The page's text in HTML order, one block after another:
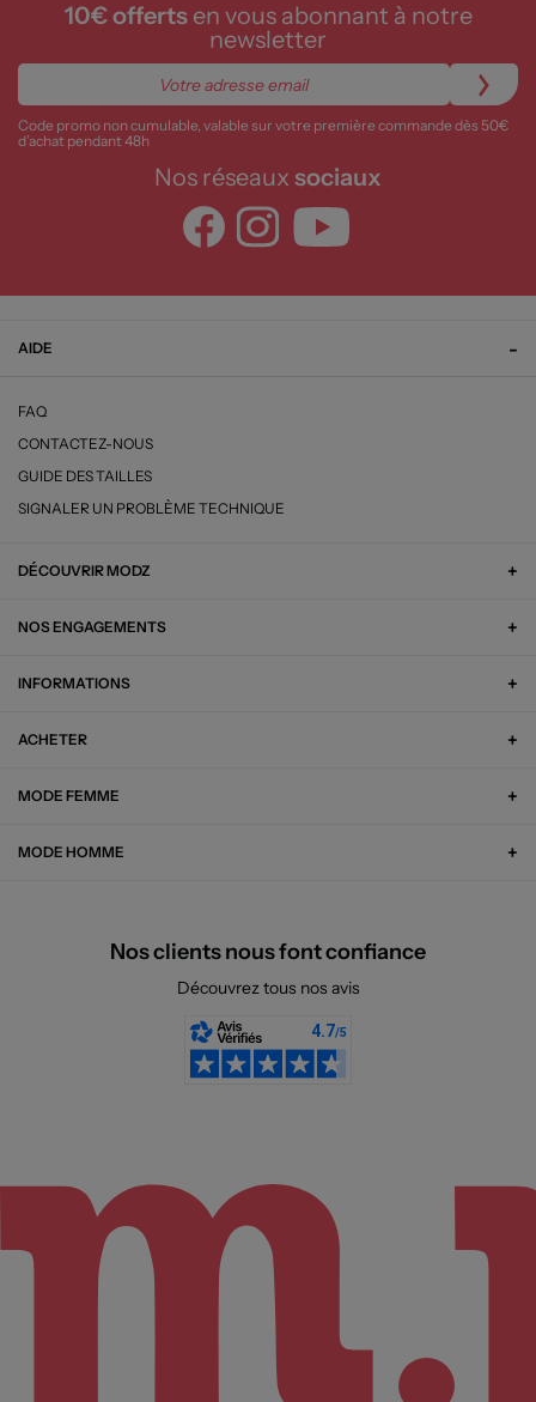
10€ offertsen vous abonnant à notre
newsletter
Code promo non cumulable, valable sur votre première commande dès 50€
d’achat pendant 48h
Nos réseaux sociaux
AIDE
FAQ
CONTACTEZ-NOUS
GUIDE DES TAILLES
SIGNALER UN PROBLÈME TECHNIQUE
DÉCOUVRIR MODZ
NOS ENGAGEMENTS
INFORMATIONS
ACHETER
MODE FEMME
MODE HOMME
Nos clients nous font confiance
Découvrez tous nos avis